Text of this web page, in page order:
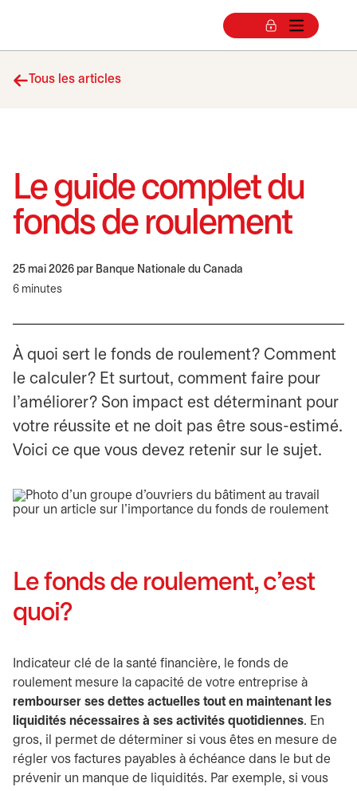
Tous les articles
Le guide complet du
fonds de roulement
25 mai 2026 par Banque Nationale du Canada
6 minutes
À quoi sert le fonds de roulement? Comment
le calculer? Et surtout, comment faire pour
l’améliorer? Son impact est déterminant pour
votre réussite et ne doit pas être sous-estimé.
Voici ce que vous devez retenir sur le sujet.
Le fonds de roulement, c’est
quoi?
Indicateur clé de la santé financière, le fonds de
roulement mesure la capacité de votre entreprise à
rembourser ses dettes actuelles tout en maintenant les
liquidités nécessaires à ses activités quotidiennes. En
gros, il permet de déterminer si vous êtes en mesure de
régler vos factures payables à échéance dans le but de
prévenir un manque de liquidités. Par exemple, si vous